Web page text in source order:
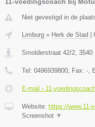
Niet gevestigd in de
Limburg » Herk de Stad
Smolderstraat 42/2, 3540
Tel: 0496939800, Fax: -,
E-mail › 11-
Website: https://www.11-
Screenshot ▼